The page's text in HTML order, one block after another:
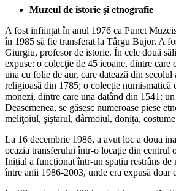
Muzeul de istorie şi etnografie
A fost infiinţat în anul 1976 ca Punct
în 1985 să fie transferat la Târgu Bujor. A
Giurgiu, profesor de istorie. În cele două
expuse: o colecţie de 45 icoane, dintre care
una cu folie de aur, care datează din
religioasă din 1785; o colecţie numismatică
monezi, dintre care una datând din 1541;
Deasemenea, se găsesc numeroase piese
meliţoiul, şiştarul, dârmoiul, doniţa,
La 16 decembrie 1986, a avut loc a doua
ocazia transferului într-o locație din centrul
Inițial a funcționat într-un spațiu restrâns de
între anii 1986-2003, unde era expusă doar